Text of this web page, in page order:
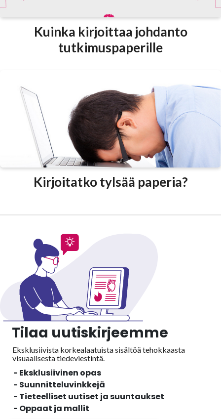
Kuinka kirjoittaa johdanto
tutkimuspaperille
Kirjoitatko tylsää paperia?
Tilaa uutiskirjeemme
Eksklusiivista korkealaatuista sisältöä tehokkaasta
visuaalisestatiedeviestintä.
- Eksklusiivinen opas
- Suunnitteluvinkkejä
- Tieteelliset uutiset ja suuntaukset
- Oppaat ja mallit